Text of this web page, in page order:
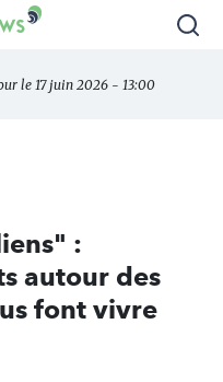
le 17 juin 2026 - 13:00
:
autour des
font vivre